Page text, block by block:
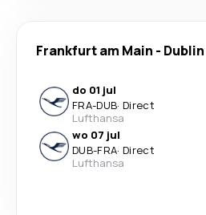
Frankfurt am Main - Dublin
do 01 jul
FRA-DUB· Direct
Lufthansa
wo 07 jul
DUB-FRA· Direct
Lufthansa